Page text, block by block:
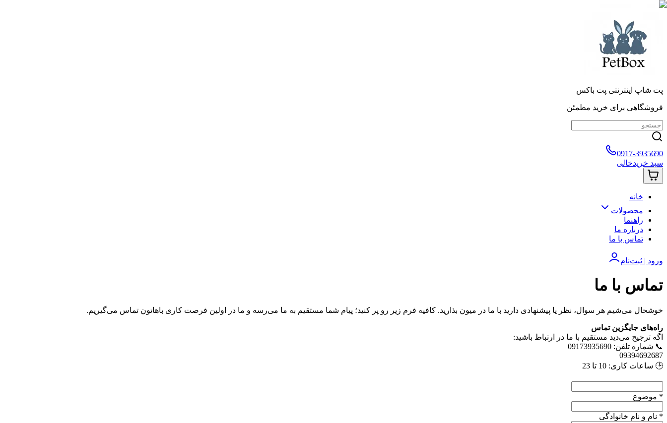
پت شاپ اینترنتی پت باکس
فروشگاهی برای خرید مطمئن
0917-3935690
سبد خریدخالی
خانه
محصولات
راهنما
درباره ما
تماس با ما
ورود | ثبت‌نام
تماس با ما
خوشحال می‌شیم هر سوال، نظر یا پیشنهادی دارید با ما در میون بذارید. کافیه فرم زیر رو پر کنید؛ پیام شما مستقیم به ما می‌رسه و ما در اولین فرصت کاری باهاتون تماس می‌گیریم.
راه‌های جایگزین تماس
اگه ترجیح می‌دید مستقیم با ما در ارتباط باشید:
📞 شماره تلفن: 09173935690
09394692687
🕒 ساعات کاری: 10 تا 23
* موضوع
* نام و نام خانوادگی